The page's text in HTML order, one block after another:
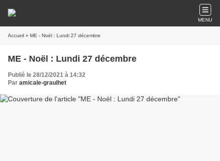
MENU
Accueil » ME - Noël : Lundi 27 décembre
ME - Noël : Lundi 27 décembre
Publié le 28/12/2021 à 14:32
Par amicale-graulhet